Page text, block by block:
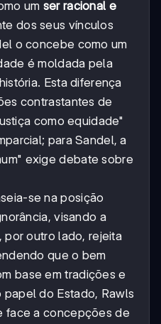
um ser racional e
dos seus vínculos
o concebe como um
é moldada pela
Esta diferença
contrastantes de
como equidade"
para Sandel, a
exige debate sobre
se na posição
visando a
por outro lado, rejeita
que o bem
base em tradições e
do Estado, Rawls
face a concepções de